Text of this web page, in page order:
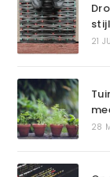
21
28